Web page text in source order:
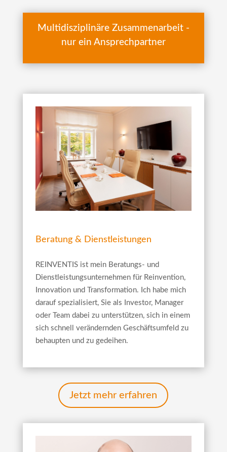
Multidisziplinäre Zusammenarbeit -
nur ein Ansprechpartner
Beratung & Dienstleistungen
REINVENTIS ist mein Beratungs- und
Dienstleistungsunternehmen für Reinvention,
Innovation und Transformation. Ich habe mich
darauf spezialisiert, Sie als Investor, Manager
oder Team dabei zu unterstützen, sich in einem
sich schnell verändernden Geschäftsumfeld zu
behaupten und zu gedeihen.
Jetzt mehr erfahren